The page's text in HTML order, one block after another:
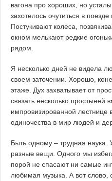
вагона про хороших, но
захотелось очутиться в поезде
Постукивают колеса,
окном мелькают редкие
рядом.
Я несколько дней не видела
своем заточении. Хорошо,
этаже. Дух захватывает от
связать несколько простыней
импровизированной лестнице
одиночества в мир людей и
Быть одному – трудная наука.
разные вещи. Одного мы
порой не спасают ни самые
любимая музыка. А вот слово,